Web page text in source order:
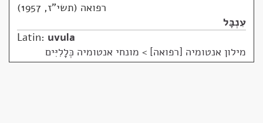
רפואה (תשי"ז, 1957)
עִנְבָּל
Latin: uvula
מילון אנטומיה [רפואה] > מונחי אנטומיה כְּלָלִיִּים